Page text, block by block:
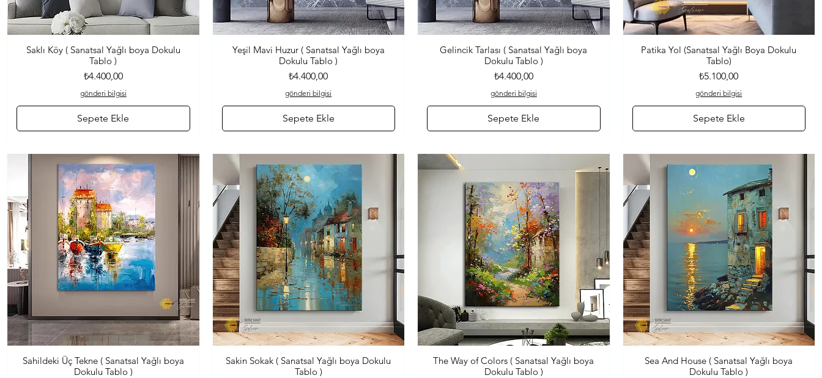
Hızlı Bakış
Saklı Köy ( Sanatsal Yağlı boya Dokulu
Tablo )
Fiyat
₺4.400,00
gönderi bilgisi
Sepete Ekle
Hızlı Bakış
Yeşil Mavi Huzur ( Sanatsal Yağlı boya
Dokulu Tablo )
Fiyat
₺4.400,00
gönderi bilgisi
Sepete Ekle
Hızlı Bakış
Gelincik Tarlası ( Sanatsal Yağlı boya
Dokulu Tablo )
Fiyat
₺4.400,00
gönderi bilgisi
Sepete Ekle
Hızlı Bakış
Patika Yol (Sanatsal Yağlı Boya Dokulu
Tablo)
Fiyat
₺5.100,00
gönderi bilgisi
Sepete Ekle
Hızlı Bakış
Sahildeki Üç Tekne ( Sanatsal Yağlı boya
Dokulu Tablo )
Hızlı Bakış
Sakin Sokak ( Sanatsal Yağlı boya Dokulu
Tablo )
Hızlı Bakış
The Way of Colors ( Sanatsal Yağlı boya
Dokulu Tablo )
Hızlı Bakış
Sea And House ( Sanatsal Yağlı boya
Dokulu Tablo )